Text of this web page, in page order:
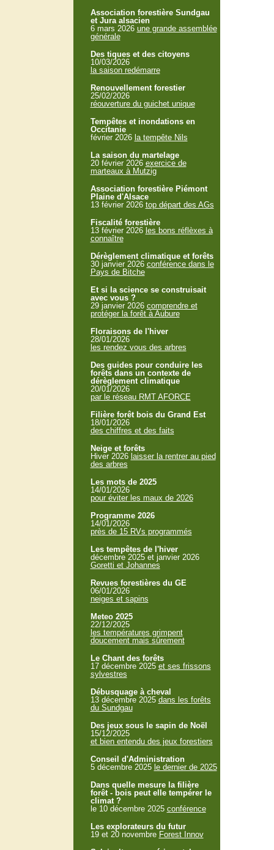
Association forestière Sundgau
et Jura alsacien
6 mars 2026 une grande assemblée
générale
Des tiques et des citoyens
10/03/2026
la saison redémarre
Renouvellement forestier
25/02/2026
réouverture du guichet unique
Tempêtes et inondations en
Occitanie
février 2026 la tempête Nils
La saison du martelage
20 février 2026 exercice de
marteaux à Mutzig
Association forestière Piémont
Plaine d'Alsace
13 février 2026 top départ des AGs
Fiscalité forestière
13 février 2026 les bons réflèxes à
connaître
Dérèglement climatique et forêts
30 janvier 2026 conférence dans le
Pays de Bitche
Et si la science se construisait
avec vous ?
29 janvier 2026 comprendre et
protéger la forêt à Aubure
Floraisons de l'hiver
28/01/2026
les rendez vous des arbres
Des guides pour conduire les
forêts dans un contexte de
dérèglement climatique
20/01/2026
par le réseau RMT AFORCE
Filière forêt bois du Grand Est
18/01/2026
des chiffres et des faits
Neige et forêts
Hiver 2026 laisser la rentrer au pied
des arbres
Les mots de 2025
14/01/2026
pour éviter les maux de 2026
Programme 2026
14/01/2026
près de 15 RVs programmés
Les tempêtes de l'hiver
décembre 2025 et janvier 2026
Goretti et Johannes
Revues forestières du GE
06/01/2026
neiges et sapins
Meteo 2025
22/12/2025
les températures grimpent
doucement mais sûrement
Le Chant des forêts
17 décembre 2025 et ses frissons
sylvestres
Débusquage à cheval
13 décembre 2025 dans les forêts
du Sundgau
Des jeux sous le sapin de Noël
15/12/2025
et bien entendu des jeux forestiers
Conseil d'Administration
5 décembre 2025 le dernier de 2025
Dans quelle mesure la filière
forêt - bois peut elle tempérer le
climat ?
le 10 décembre 2025 conférence
Les explorateurs du futur
19 et 20 novembre Forest Innov